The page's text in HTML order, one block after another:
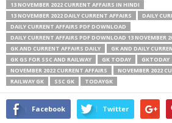
13 NOVEMBER 2022 CURRENT AFFAIRS IN HINDI
13 NOVEMBER 2022 DAILY CURRENT AFFAIRS
DAILY
DAILY CURRENT AFFAIRS PDF DOWNLOAD
DAILY CURRENT AFFAIRS PDF DOWNLOAD 13 NOVEMBER
GK AND CURRENT AFFAIRS DAILY
GK AND DAILY
GK GS FOR SSC AND RAILWAY
GK TODAY
GKTODAY
NOVEMBER 2022 CURRENT AFFAIRS
NOVEMBER 2022
RAILWAY GK
SSC GK TODAYGK
Facebook Twitter